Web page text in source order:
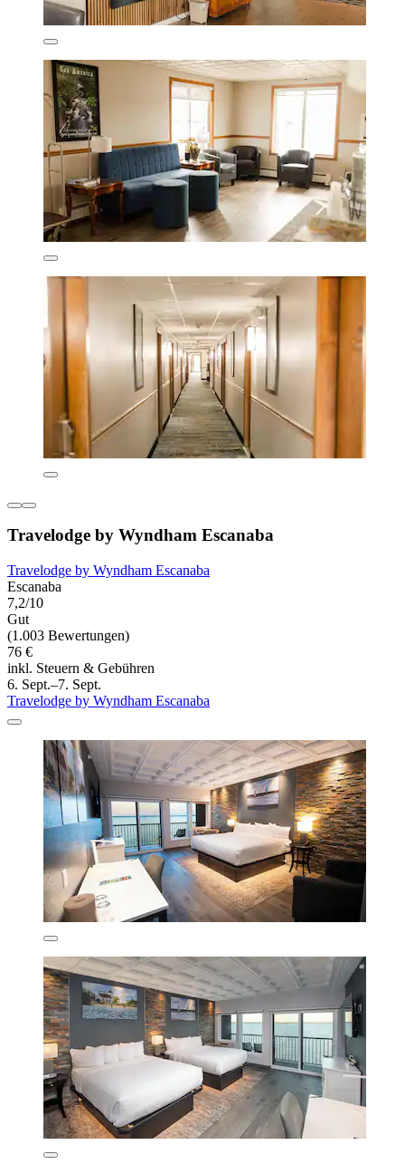
Travelodge by Wyndham Escanaba
Travelodge by Wyndham Escanaba
Escanaba
7,2/10
Gut
(1.003 Bewertungen)
76 €
inkl. Steuern & Gebühren
6. Sept.–7. Sept.
Travelodge by Wyndham Escanaba